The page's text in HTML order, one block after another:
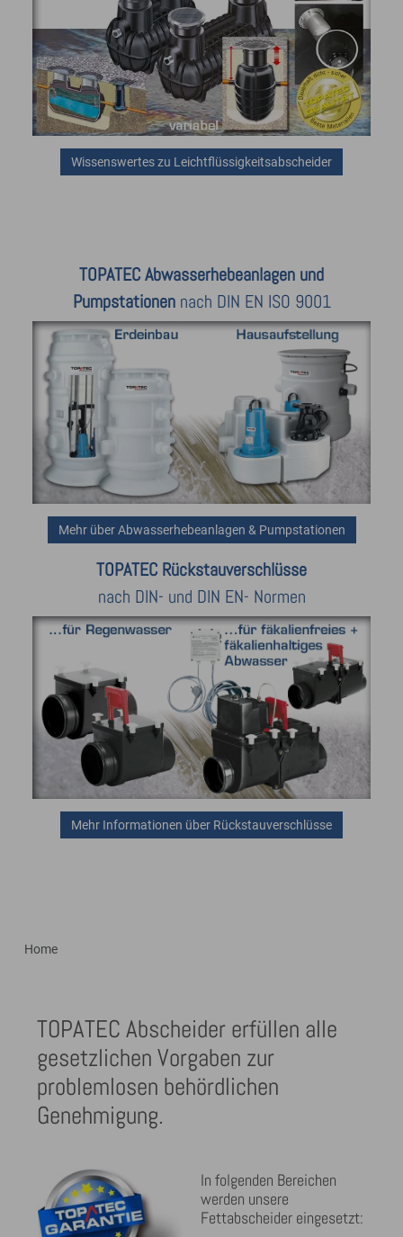
Wissenswertes zu Leichtflüssigkeitsabscheider
TOPATEC Abwasserhebeanlagen und
Pumpstationennach DIN EN ISO 9001
Mehr über Abwasserhebeanlagen & Pumpstationen
TOPATEC Rückstauverschlüsse
nach DIN- und DIN EN- Normen
Mehr Informationen über Rückstauverschlüsse
Home
TOPATEC Abscheider erfüllen alle
gesetzlichen Vorgaben zur
problemlosen behördlichen
Genehmigung.
In folgenden Bereichen
werden unsere
Fettabscheider eingesetzt: